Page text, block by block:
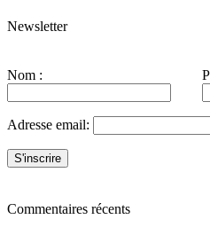
Newsletter
Nom :
Adresse email:
Commentaires récents